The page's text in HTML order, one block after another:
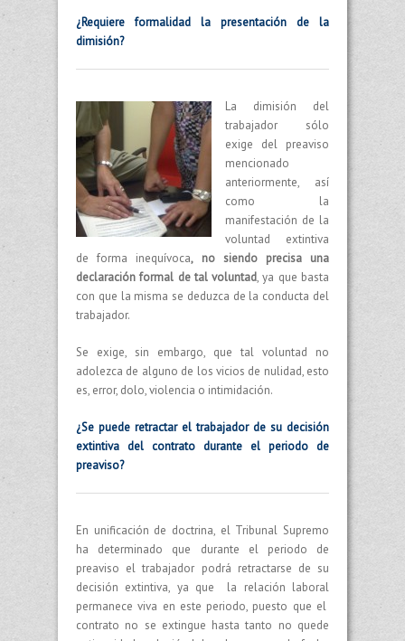
¿Requiere formalidad la presentación de la
dimisión?
La dimisión del
trabajador sólo
exige del preaviso
mencionado
anteriormente, así
como la
manifestación de la
voluntad extintiva
de forma inequívoca, no siendo precisa una
declaración formal de tal voluntad, ya que basta
con que la misma se deduzca de la conducta del
trabajador.
Se exige, sin embargo, que tal voluntad no
adolezca de alguno de los vicios de nulidad, esto
es, error, dolo, violencia o intimidación.
¿Se puede retractar el trabajador de su decisión
extintiva del contrato durante el periodo de
preaviso?
En unificación de doctrina, el Tribunal Supremo
ha determinado que durante el periodo de
preaviso el trabajador podrá retractarse de su
decisión extintiva, ya que la relación laboral
permanece viva en este periodo, puesto que el
contrato no se extingue hasta tanto no quede